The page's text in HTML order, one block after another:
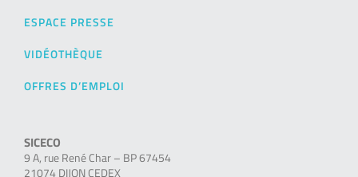
ESPACE PRESSE
VIDÉOTHÈQUE
OFFRES D’EMPLOI
SICECO
9 A, rue René Char – BP 67454
21074 DIJON CEDEX